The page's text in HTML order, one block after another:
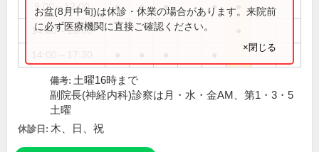
9:00～12:00 ● ● ● ●
14:00～16:00
お盆(8月中旬)は休診・休業の場合があります。来院前
に必ず医療機関に直接ご確認ください。
×閉じる
備考: 土曜16時まで
副院長(神経内科)診察は月・水・金AM、第1・3・5
土曜
休診日: 木、日、祝